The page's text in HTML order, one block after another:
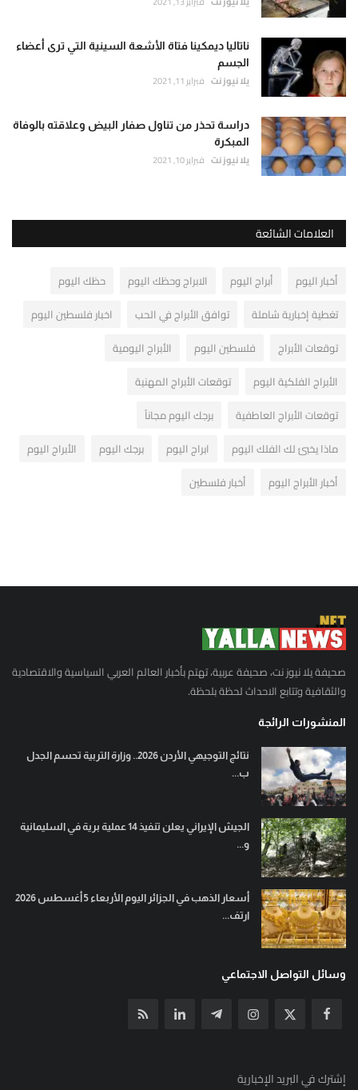
ناتاليا ديمكينا فتاة الأشعة السينية التي ترى أعضاء
الجسم
يلا نيوز نت فبراير 11, 2021
دراسة تحذر من تناول صفار البيض وعلاقته بالوفاة
المبكرة
يلا نيوز نت فبراير 10, 2021
العلامات الشائعة
أخبار اليوم أبراج اليوم الابراج وحظك اليوم
حظك اليوم
تغطية إخبارية شاملة
توافق الأبراج في الحب
اخبار فلسطين اليوم
توقعات الأبراج
فلسطين اليوم
الأبراج اليومية
الأبراج الفلكية اليوم
توقعات الأبراج المهنية
توقعات الأبراج العاطفية
برجك اليوم مجاناً
ماذا يخبئ لك الفلك اليوم
ابراج اليوم برجك اليوم
الأبراج اليوم
أخبار الأبراج اليوم
أخبار فلسطين
صحيفة يلا نيوز نت، صحيفة عربية، تهتم بأخبار العالم العربي السياسية والاقتصادية
والثقافية وتتابع الاحداث لحظة بلحظة.
المنشورات الرائجة
نتائج التوجيهي الأردن 2026.. وزارة التربية تحسم الجدل
ب...
الجيش الإيراني يعلن تنفيذ 14 عملية برية في السليمانية
و...
أسعار الذهب في الجزائر اليوم الأربعاء 5 أغسطس 2026
ارتف...
وسائل التواصل الاجتماعي
إشترك في البريد الإخبارية